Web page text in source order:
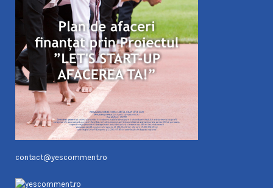
contact@yescomment.ro